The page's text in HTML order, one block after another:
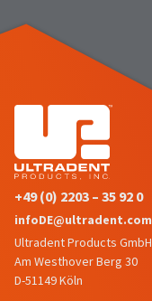
+49 (0) 2203 – 35 92 0
infoDE@ultradent.com
Ultradent Products GmbH
Am Westhover Berg 30
D-51149 Köln